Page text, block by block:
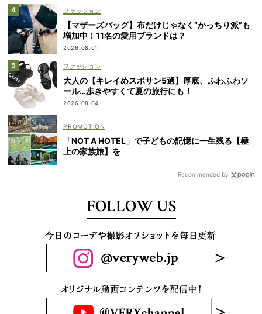
ファッション
【マザーズバッグ】布だけじゃなく“かっちり派”も
増加中！11名の愛用ブランドは？
2026.08.01
ファッション
大人の【キレイめスポサン5選】厚底、ふわふわソ
ール…歩きやすくて夏の旅行にも！
2026.08.04
「NOT A HOTEL」で子どもの記憶に一生残る【極
上の家族旅】を
Recommended by
FOLLOW US